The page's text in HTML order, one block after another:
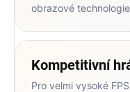
obrazové
Kompetitivní
Pro velmi vysoké